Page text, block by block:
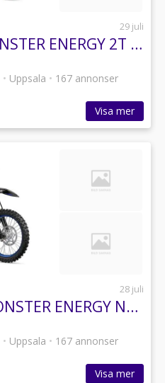
29 juli
Yamaha Yz250 MONSTER ENERGY 2T NYHET BOKA NU yz yz- yz250
• Uppsala • 167 annonser
Visa mer
28 juli
Yamaha Yz450f MONSTER ENERGY NYHET BOKA NU yz450 yz- YZ-
• Uppsala • 167 annonser
Visa mer